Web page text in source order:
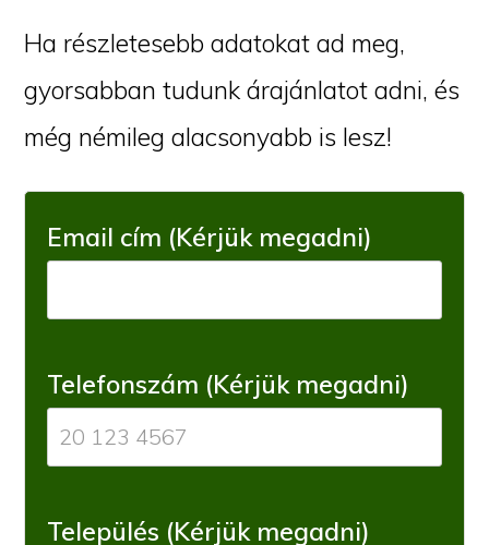
Ha részletesebb adatokat ad meg,
gyorsabban tudunk árajánlatot adni, és
még némileg alacsonyabb is lesz!
Email cím (Kérjük megadni)
Telefonszám (Kérjük megadni)
Település (Kérjük megadni)